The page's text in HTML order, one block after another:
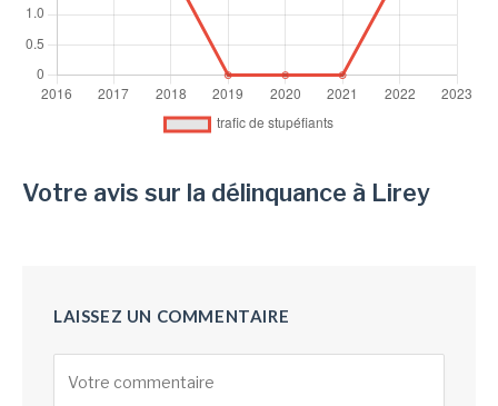
Votre avis sur la délinquance à Lirey
LAISSEZ UN COMMENTAIRE